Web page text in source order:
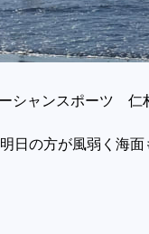
シャンスポーツ 仁
日の方が風弱く海面